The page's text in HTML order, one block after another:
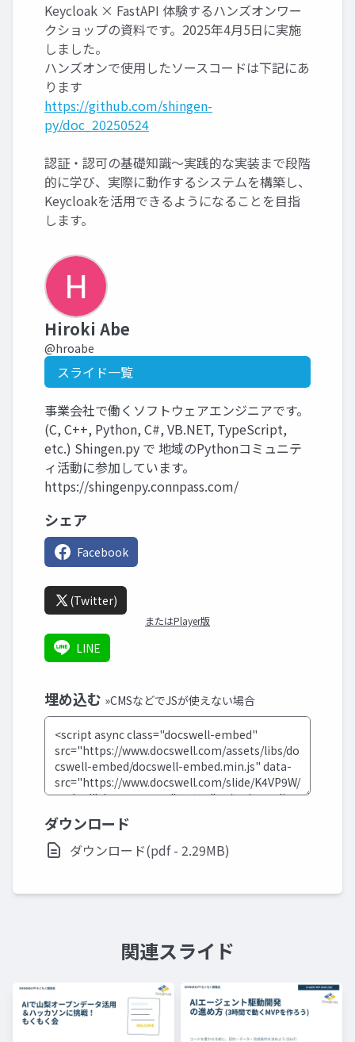
Keycloak × FastAPI 体験するハンズオンワー
クショップの資料です。2025年4月5日に実施
しました。
ハンズオンで使用したソースコードは下記にあ
ります
https://github.com/shingen-
py/doc_20250524
認証・認可の基礎知識～実践的な実装まで段階
的に学び、実際に動作するシステムを構築し、
Keycloakを活用できるようになることを目指
します。
Hiroki Abe
@hroabe
スライド一覧
事業会社で働くソフトウェアエンジニアです。
(C, C++, Python, C#, VB.NET, TypeScript,
etc.) Shingen.py で 地域のPythonコミュニテ
ィ活動に参加しています。
https://shingenpy.connpass.com/
シェア
Facebook
(Twitter)
またはPlayer版
LINE
埋め込む »CMSなどでJSが使えない場合
ダウンロード
ダウンロード(pdf - 2.29MB)
関連スライド